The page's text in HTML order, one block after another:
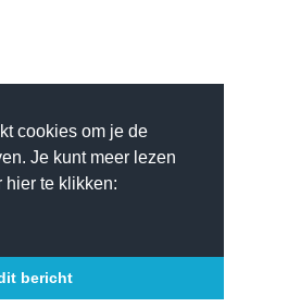
cookies om je de
Je kunt meer lezen
hier te klikken:
bericht